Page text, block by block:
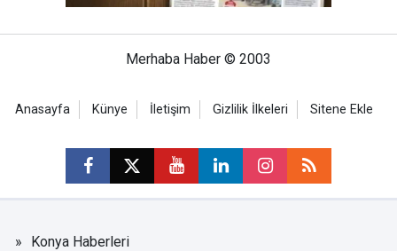
Merhaba Haber © 2003
Anasayfa Künye İletişim Gizlilik İlkeleri Sitene Ekle
Konya Haberleri